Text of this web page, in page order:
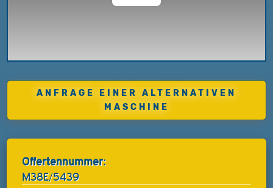
ANFRAGE EINER ALTERNATIVEN
MASCHINE
Offertennummer:
M38E/5439